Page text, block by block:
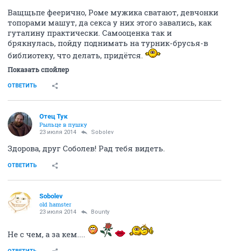
Ващщьпе феерично, Роме мужика сватают, девчонки
топорами машут, да секса у них этого завались, как
гуталину практически. Самооценка так и
брякнулась, пойду поднимать на турник-брусья-в
библиотеку, что делать, придётся.
Показать спойлер
ОТВЕТИТЬ
Отец Тук
Рыльце в пушку
23 июля 2014 Sobolev
Здорова, друг Соболев! Рад тебя видеть.
ОТВЕТИТЬ
Sobolev
old hamster
23 июля 2014 Bounty
Не с чем, а за кем....